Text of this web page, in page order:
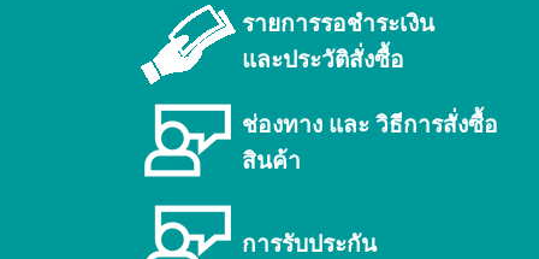
รายการรอชำระเงิน
และประวัติสั่งซื้อ
ช่องทาง และ วิธีการสั่งซื้อ
สินค้า
การรับประกัน